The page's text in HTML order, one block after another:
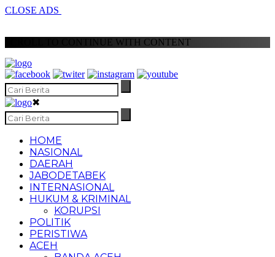
CLOSE ADS
SCROLL TO CONTINUE WITH CONTENT
✖
HOME
NASIONAL
DAERAH
JABODETABEK
INTERNASIONAL
HUKUM & KRIMINAL
KORUPSI
POLITIK
PERISTIWA
ACEH